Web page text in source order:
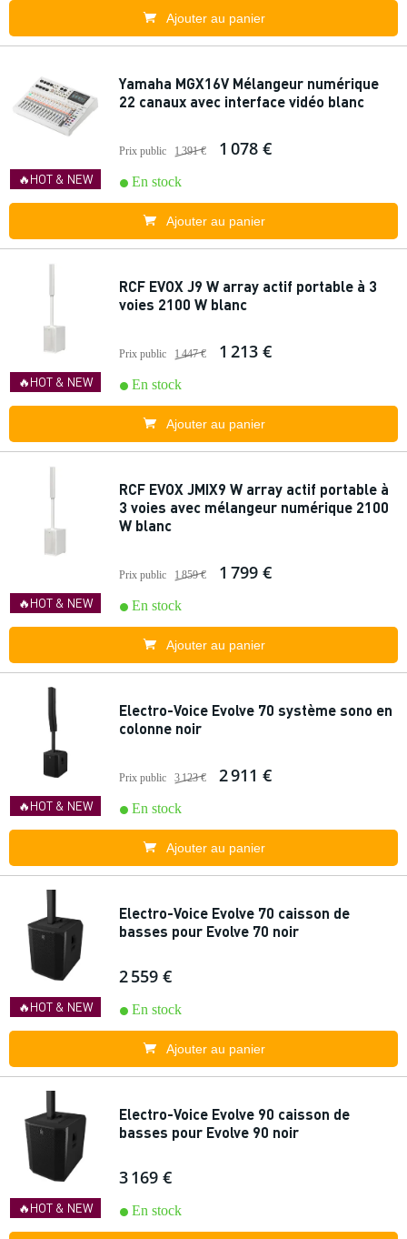
Ajouter au panier
🔥HOT & NEW
Yamaha MGX16V Mélangeur numérique
22 canaux avec interface vidéo blanc
Prix public 1 391 € 1 078 €
En stock
Ajouter au panier
🔥HOT & NEW
RCF EVOX J9 W array actif portable à 3
voies 2100 W blanc
Prix public 1 447 € 1 213 €
En stock
Ajouter au panier
🔥HOT & NEW
RCF EVOX JMIX9 W array actif portable à
3 voies avec mélangeur numérique 2100
W blanc
Prix public 1 859 € 1 799 €
En stock
Ajouter au panier
🔥HOT & NEW
Electro-Voice Evolve 70 système sono en
colonne noir
Prix public 3 123 € 2 911 €
En stock
Ajouter au panier
🔥HOT & NEW
Electro-Voice Evolve 70 caisson de
basses pour Evolve 70 noir
2 559 €
En stock
Ajouter au panier
🔥HOT & NEW
Electro-Voice Evolve 90 caisson de
basses pour Evolve 90 noir
3 169 €
En stock